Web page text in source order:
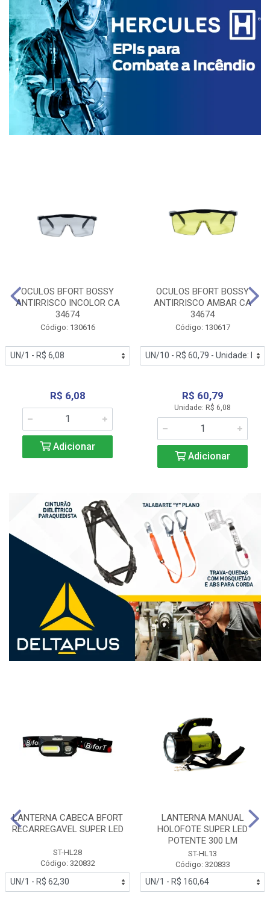
OCULOS BFORT BOSSY
ANTIRRISCO INCOLOR CA
34674
Código: 130616
R$ 6,08
Adicionar
OCULOS BFORT BOSSY
ANTIRRISCO AMBAR CA
34674
Código: 130617
R$ 60,79
Unidade: R$ 6,08
Adicionar
LANTERNA CABECA BFORT
RECARREGAVEL SUPER LED
ST-HL28
Código: 320832
LANTERNA MANUAL
HOLOFOTE SUPER LED
POTENTE 300 LM
ST-HL13
Código: 320833